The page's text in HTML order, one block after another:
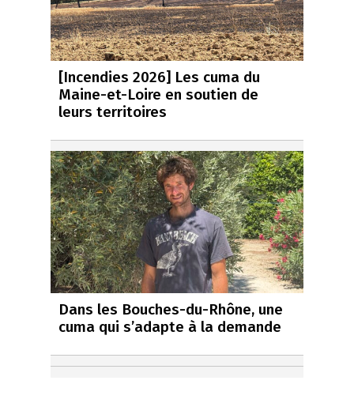
[Incendies 2026] Les cuma du
Maine-et-Loire en soutien de
leurs territoires
Dans les Bouches-du-Rhône, une
cuma qui s’adapte à la demande